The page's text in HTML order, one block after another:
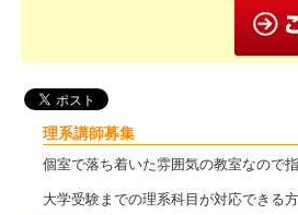
理系講師募集
個室で落ち着いた雰囲気の教室なので
大学受験までの理系科目が対応できる方